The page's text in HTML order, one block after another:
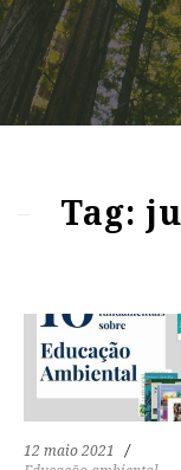
Tag:
12 maio 2021